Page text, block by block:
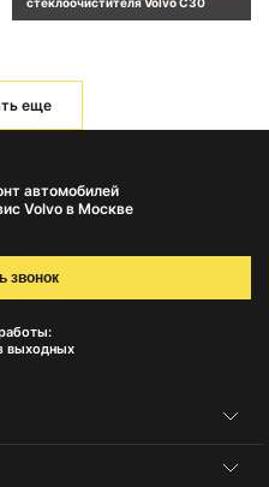
стеклоочистителя Volvo C30
еще
автомобилей
Volvo в Москве
выходных
звонок